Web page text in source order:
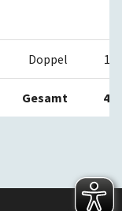
Doppel 1:2
Gesamt 4:5